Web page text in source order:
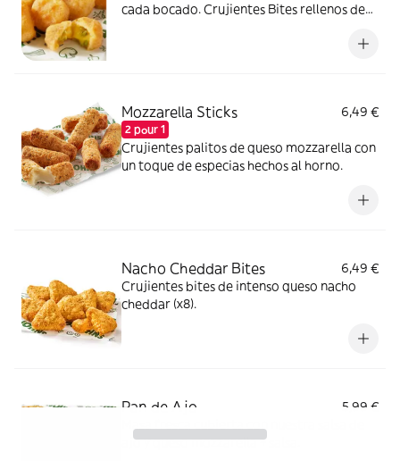
cada bocado. Crujientes Bites rellenos de
Mozzarella Sticks
2 pour 1
6,49 €
Crujientes palitos de queso mozzarella con
un toque de especias hechos al horno.
Nacho Cheddar Bites
6,49 €
Crujientes bites de intenso queso nacho
cheddar (x8).
Pan de Ajo
5,99 €
ajo y queso mozzarella + salsa.